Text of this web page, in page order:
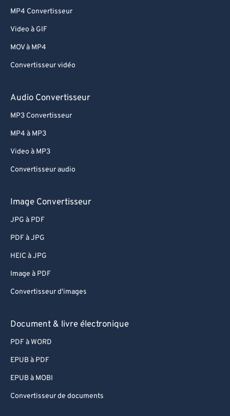
MP4 Convertisseur
Video à GIF
MOV à MP4
Convertisseur vidéo
Audio Convertisseur
MP3 Convertisseur
MP4 à MP3
Video à MP3
Convertisseur audio
Image Convertisseur
JPG à PDF
PDF à JPG
HEIC à JPG
Image à PDF
Convertisseur d'images
Document & livre électronique
PDF à WORD
EPUB à PDF
EPUB à MOBI
Convertisseur de documents